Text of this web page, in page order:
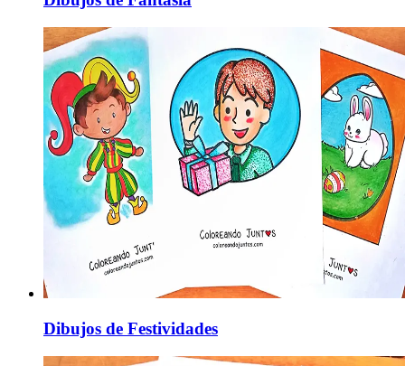
Dibujos de Festividades